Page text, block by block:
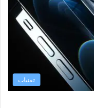
تقنيات